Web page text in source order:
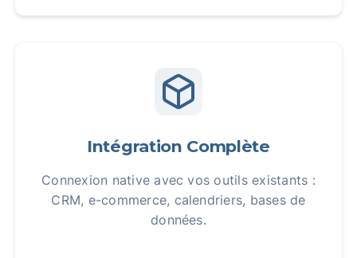
Intégration Complète
Connexion native avec vos outils existants :
CRM, e-commerce, calendriers, bases de
données.